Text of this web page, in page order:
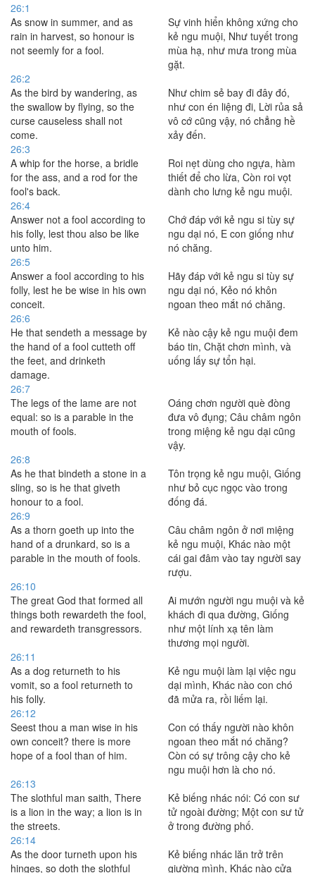
26:1
As snow in summer, and as
rain in harvest, so honour is
not seemly for a fool.
Sự vinh hiển không xứng cho
kẻ ngu muội, Như tuyết trong
mùa hạ, như mưa trong mùa
gặt.
26:2
As the bird by wandering, as
the swallow by flying, so the
curse causeless shall not
come.
Như chim sẻ bay đi đây đó,
như con én liệng đi, Lời rủa sả
vô cớ cũng vậy, nó chẳng hề
xảy đến.
26:3
A whip for the horse, a bridle
for the ass, and a rod for the
fool's back.
Roi nẹt dùng cho ngựa, hàm
thiết để cho lừa, Còn roi vọt
dành cho lưng kẻ ngu muội.
26:4
Answer not a fool according to
his folly, lest thou also be like
unto him.
Chớ đáp với kẻ ngu si tùy sự
ngu dại nó, E con giống như
nó chăng.
26:5
Answer a fool according to his
folly, lest he be wise in his own
conceit.
Hãy đáp với kẻ ngu si tùy sự
ngu dại nó, Kẻo nó khôn
ngoan theo mắt nó chăng.
26:6
He that sendeth a message by
the hand of a fool cutteth off
the feet, and drinketh
damage.
Kẻ nào cậy kẻ ngu muội đem
báo tin, Chặt chơn mình, và
uống lấy sự tổn hại.
26:7
The legs of the lame are not
equal: so is a parable in the
mouth of fools.
Oáng chơn người què đòng
đưa vô đụng; Câu châm ngôn
trong miệng kẻ ngu dại cũng
vậy.
26:8
As he that bindeth a stone in a
sling, so is he that giveth
honour to a fool.
Tôn trọng kẻ ngu muội, Giống
như bỏ cục ngọc vào trong
đống đá.
26:9
As a thorn goeth up into the
hand of a drunkard, so is a
parable in the mouth of fools.
Câu châm ngôn ở nơi miệng
kẻ ngu muội, Khác nào một
cái gai đâm vào tay người say
rượu.
26:10
The great God that formed all
things both rewardeth the fool,
and rewardeth transgressors.
Ai mướn người ngu muội và kẻ
khách đi qua đường, Giống
như một lính xạ tên làm
thương mọi người.
26:11
As a dog returneth to his
vomit, so a fool returneth to
his folly.
Kẻ ngu muội làm lại việc ngu
dại mình, Khác nào con chó
đã mửa ra, rồi liếm lại.
26:12
Seest thou a man wise in his
own conceit? there is more
hope of a fool than of him.
Con có thấy người nào khôn
ngoan theo mắt nó chăng?
Còn có sự trông cậy cho kẻ
ngu muội hơn là cho nó.
26:13
The slothful man saith, There
is a lion in the way; a lion is in
the streets.
Kẻ biếng nhác nói: Có con sư
tử ngoài đường; Một con sư tử
ở trong đường phố.
26:14
As the door turneth upon his
hinges, so doth the slothful
Kẻ biếng nhác lăn trở trên
giường mình, Khác nào cửa